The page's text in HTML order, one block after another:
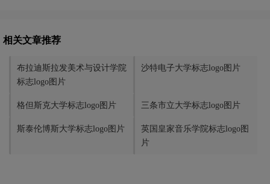
相关文章推荐
布拉迪斯拉发美术与设计学院
标志logo图片
沙特电子大学标志logo图片
格但斯克大学标志logo图片 三条市立大学标志logo图片
斯泰伦博斯大学标志logo图片
英国皇家音乐学院标志logo图
片